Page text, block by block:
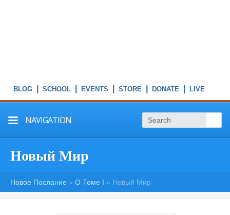
NAVIGATION
Новый Мир
Новое Послание » О Томе I » Новый Мир